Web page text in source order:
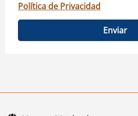
Política de Privacidad
Enviar